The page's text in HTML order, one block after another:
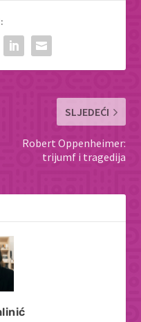
SLJEDEĆI
Robert Oppenheimer:
trijumf i tragedija